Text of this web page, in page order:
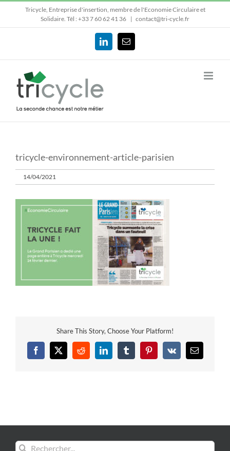
contenu
Tricycle, Entreprise d'insertion, membre de l'Economie Circulaire et
Solidaire. Tél : +33 7 60 62 41 36 | contact@tri-cycle.fr
LinkedInEmail
tricycle-environnement-article-parisien
14/04/2021
Share This Story, Choose Your Platform!
Facebook
X RedditLinkedInTumblrPinterest
Vk Email
Rechercher: